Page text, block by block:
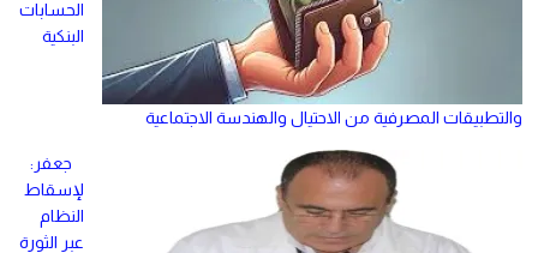
الحسابات
البنكية
والتطبيقات المصرفية من الاحتيال والهندسة الاجتماعية
جعفر:
لإسقاط
النظام
عبر الثورة